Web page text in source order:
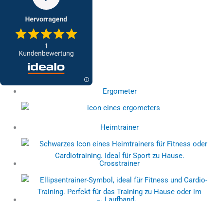
Ergometer
Heimtrainer
Crosstrainer